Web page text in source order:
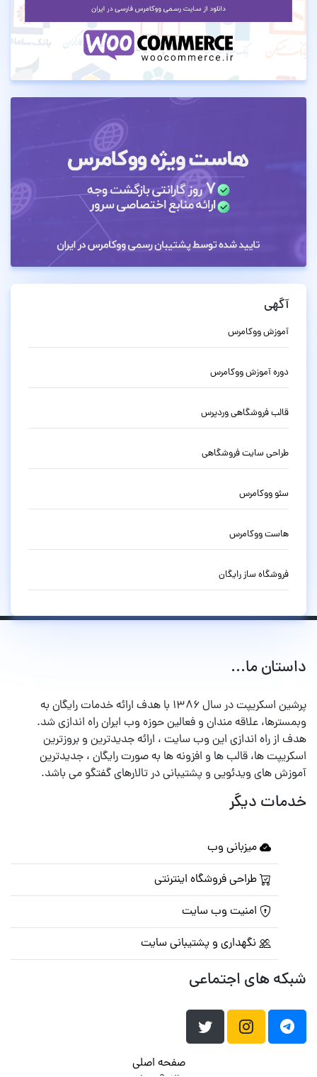
آگهی
آموزش ووکامرس
دوره آموزش ووکامرس
قالب فروشگاهی وردپرس
طراحی سایت فروشگاهی
سئو ووکامرس
هاست ووکامرس
فروشگاه ساز رایگان
داستان ما...
پرشین اسکریپت در سال ۱۳۸۶ با هدف ارائه خدمات رایگان به
وبمسترها، علاقه مندان و فعالین حوزه وب ایران راه اندازی شد.
هدف از راه اندازی این وب سایت ، ارائه جدیدترین و بروزترین
اسکریپت ها، قالب ها و افزونه ها به صورت رایگان ، جدیدترین
آموزش های ویدئویی و پشتیبانی در تالارهای گفتگو می باشد.
خدمات دیگر
میزبانی وب
طراحی فروشگاه اینترنتی
امنیت وب سایت
نگهداری و پشتیبانی سایت
شبکه های اجتماعی
صفحه اصلی